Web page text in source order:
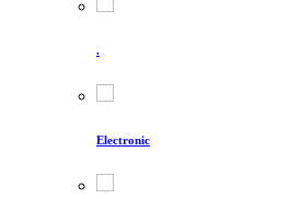
.
Electronic